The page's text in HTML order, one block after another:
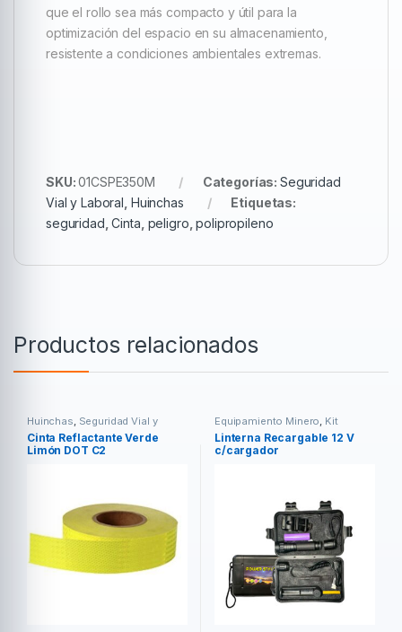
que el rollo sea más compacto y útil para la
optimización del espacio en su almacenamiento,
resistente a condiciones ambientales extremas.
SKU:01CSPE350M Categorías: Seguridad
Vial y Laboral Huinchas
Etiquetas:
seguridad ,Cinta peligro ,polipropileno
Productos relacionados
Huinchas, Seguridad Vial y
Laboral
Cinta Reflactante Verde
Limón DOT C2
Equipamiento Minero, Kit
Invierno
Linterna Recargable 12 V
c/cargador